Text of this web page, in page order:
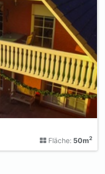
Fläche: 50m2